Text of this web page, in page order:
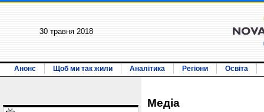
30 травня 2018
Анонс Щоб ми так жили Аналітика Регіони Освіта
Медiа